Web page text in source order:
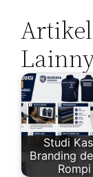
Studi
Branding
Rompi